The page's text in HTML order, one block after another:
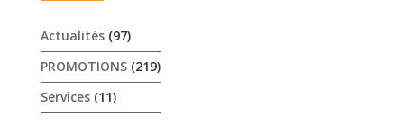
Actualités(97)
PROMOTIONS(219)
Services(11)